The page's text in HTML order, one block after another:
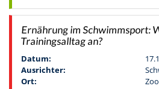
Ernährung im Schwimmsport:
Trainingsalltag an?
Datum:
Ausrichter:
Ort: